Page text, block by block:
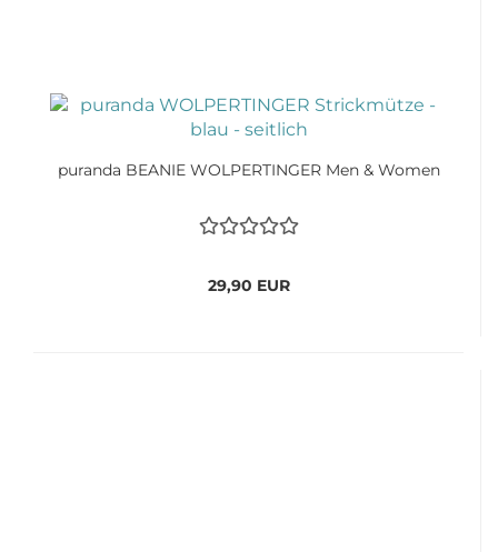
puranda BEANIE WOLPERTINGER Men & Women
29,90 EUR